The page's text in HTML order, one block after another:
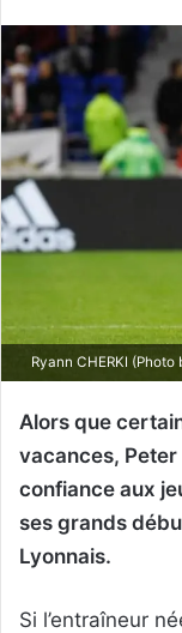
Ryann CHERKI
Alors que
vacances, Peter
confiance aux
ses grands
Lyonnais.
Si l’entraîneur